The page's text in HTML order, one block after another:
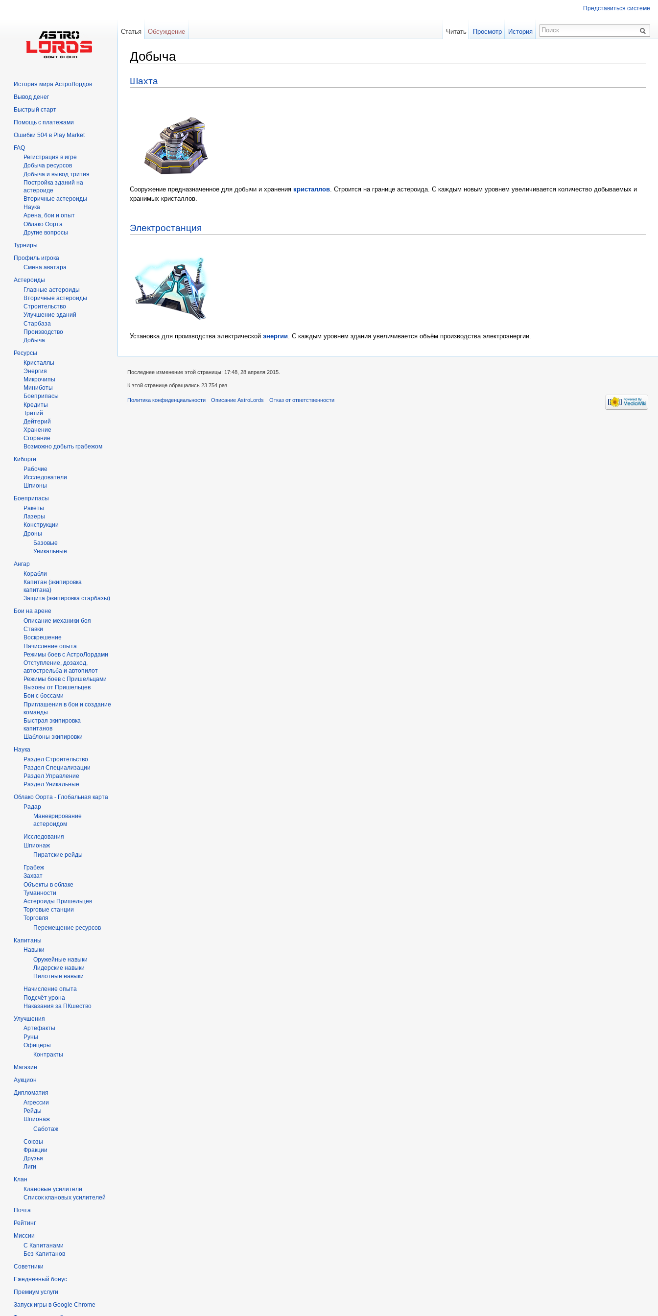
Добыча
Шахта
Сооружение предназначенное для добычи и хранения кристаллов . Строится на границе астероида. С каждым новым уровнем увеличивается количество добываемых и
хранимых кристаллов.
Электростанция
Установка для производства электрической энергии. С каждым уровнем здания увеличивается объём производства электроэнергии.
Представиться системе
Статья Обсуждение Читать Просмотр История
История мира АстроЛордов
Вывод денег
Быстрый старт
Помощь с платежами
Ошибки 504 в Play Market
FAQ
Регистрация в игре
Добыча ресурсов
Добыча и вывод трития
Постройка зданий на
астероиде
Вторичныe астероиды
Hаука
Арена, бои и опыт
Облако Оорта
Другие вопросы
Турниры
Профиль игрока
Смена аватара
Астероиды
Главные астероиды
Вторичные астероиды
Строительство
Улучшение зданий
Старбаза
Производство
Добыча
Ресурсы
Кристаллы
Энергия
Микрочипы
Миниботы
Боеприпасы
Кредиты
Тритий
Дейтерий
Хранение
Сгорание
Возможно добыть грабежом
Киборги
Рабочие
Исследователи
Шпионы
Боеприпасы
Ракеты
Лазеры
Конструкции
Дроны
Базовые
Уникальные
Ангар
Корабли
Капитан (экипировка
капитана)
Защита (экипировка старбазы)
Бои на арене
Описание механики боя
Ставки
Воскрешение
Начисление опыта
Режимы боев с АстроЛордами
Отступление, дозаход,
автострельба и автопилот
Режимы боев с Пришельцами
Вызовы от Пришельцев
Бои с боссами
Приглашения в бои и создание
команды
Быстрая экипировка
капитанов
Шаблоны экипировки
Наука
Раздел Строительство
Раздел Специализации
Раздел Управление
Раздел Уникальные
Облако Оорта - Глобальная карта
Радар
Маневрирование
астероидом
Исследования
Шпионаж
Пиратские рейды
Грабеж
Захват
Объекты в облаке
Туманности
Астероиды Пришельцев
Торговые станции
Торговля
Перемещение ресурсов
Капитаны
Навыки
Оружейные навыки
Лидерские навыки
Пилотные навыки
Начисление опыта
Подсчёт урона
Наказания за ПКшество
Улучшения
Артефакты
Руны
Офицеры
Контракты
Магазин
Аукцион
Дипломатия
Агрессии
Рейды
Шпионаж
Саботаж
Союзы
Фракции
Друзья
Лиги
Клан
Клановые усилители
Список клановых усилителей
Почта
Рейтинг
Миссии
С Капитанами
Без Капитанов
Советники
Ежедневный бонус
Премиум услуги
Запуск игры в Google Chrome
Последнее изменение этой страницы: 17:48, 28 апреля 2015.
К этой странице обращались 23 754 раз.
Политика конфиденциальности Описание AstroLords Отказ от ответственности